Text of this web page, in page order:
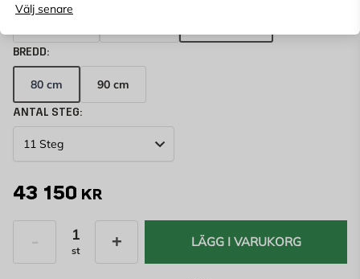
Välj senare
BREDD:
80 cm 90 cm
ANTAL STEG:
43 150 KR
st
LÄGG I VARUKORG